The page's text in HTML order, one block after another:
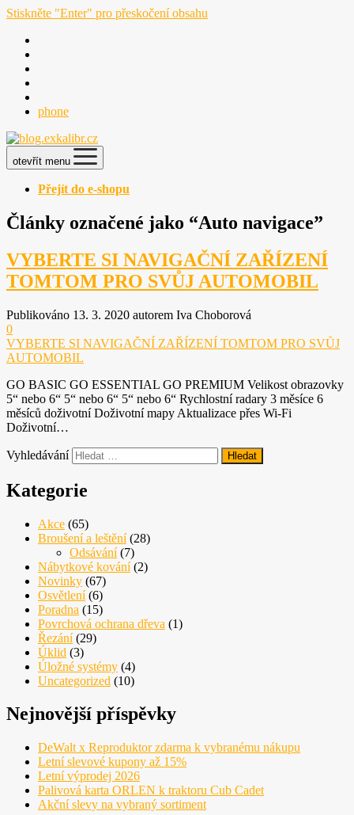
Stiskněte "Enter" pro přeskočení obsahu
phone
otevřít menu
Přejít do e-shopu
Články označené jako “Auto navigace”
VYBERTE SI NAVIGAČNÍ ZAŘÍZENÍ
TOMTOM PRO SVŮJ AUTOMOBIL
Publikováno 13. 3. 2020 autorem Iva Choborová
0
VYBERTE SI NAVIGAČNÍ ZAŘÍZENÍ TOMTOM PRO SVŮJ
AUTOMOBIL
GO BASIC GO ESSENTIAL GO PREMIUM Velikost obrazovky
5“ nebo 6“ 5“ nebo 6“ 5“ nebo 6“ Rychlostní radary 3 měsíce 6
měsíců doživotní Doživotní mapy Aktualizace přes Wi-Fi
Doživotní…
Vyhledávání
Kategorie
Akce (65)
Broušení a leštění(28)
Odsávání(7)
Nábytkové kování(2)
Novinky (67)
Osvětlení(6)
Poradna (15)
Povrchová ochrana dřeva (1)
Řezání(29)
Úklid (3)
Úložné systémy (4)
Uncategorized (10)
Nejnovější příspěvky
DeWalt x Reproduktor zdarma k vybranému nákupu
Letní slevové kupony až 15%
Letní výprodej 2026
Palivová karta ORLEN k traktoru Cub Cadet
Akční slevy na vybraný sortiment